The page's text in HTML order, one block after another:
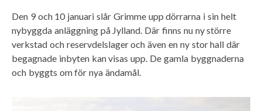
Den 9 och 10 januari slår Grimme upp dörrarna i sin helt
nybyggda anläggning på Jylland. Där finns nu ny större
verkstad och reservdelslager och även en ny stor hall där
begagnade inbyten kan visas upp. De gamla byggnaderna
och byggts om för nya ändamål.